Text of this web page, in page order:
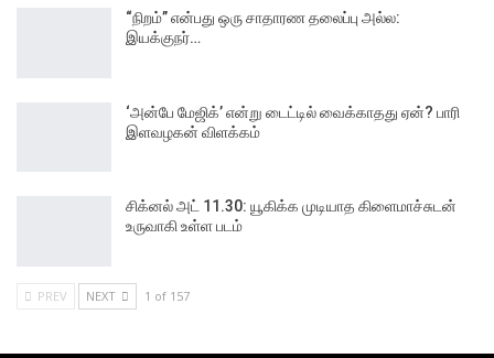
“நிறம்” என்பது ஒரு சாதாரண தலைப்பு அல்ல:
இயக்குநர்…
‘அன்பே மேஜிக்’ என்று டைட்டில் வைக்காதது ஏன்? பாரி
இளவழகன் விளக்கம்
சிக்னல் அட் 11.30: யூகிக்க முடியாத கிளைமாச்சுடன்
உருவாகி உள்ள படம்
PREV NEXT 1 of 157